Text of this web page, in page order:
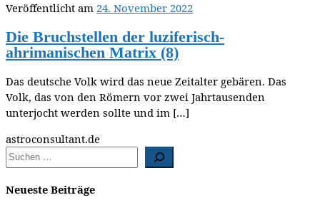
Veröffentlicht am 24. November 2022
Die Bruchstellen der luziferisch-
ahrimanischen Matrix (8)
Das deutsche Volk wird das neue Zeitalter gebären. Das
Volk, das von den Römern vor zwei Jahrtausenden
unterjocht werden sollte und im […]
astroconsultant.de
Neueste Beiträge